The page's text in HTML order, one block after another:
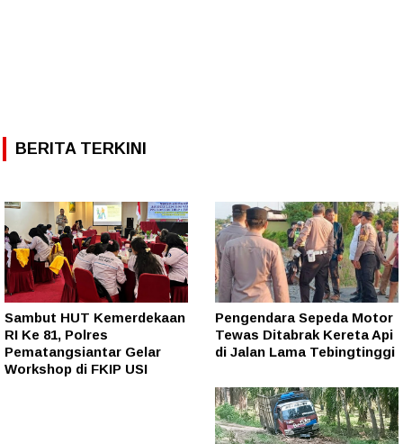
BERITA TERKINI
Sambut HUT Kemerdekaan
RI Ke 81, Polres
Pematangsiantar Gelar
Workshop di FKIP USI
Pengendara Sepeda Motor
Tewas Ditabrak Kereta Api
di Jalan Lama Tebingtinggi